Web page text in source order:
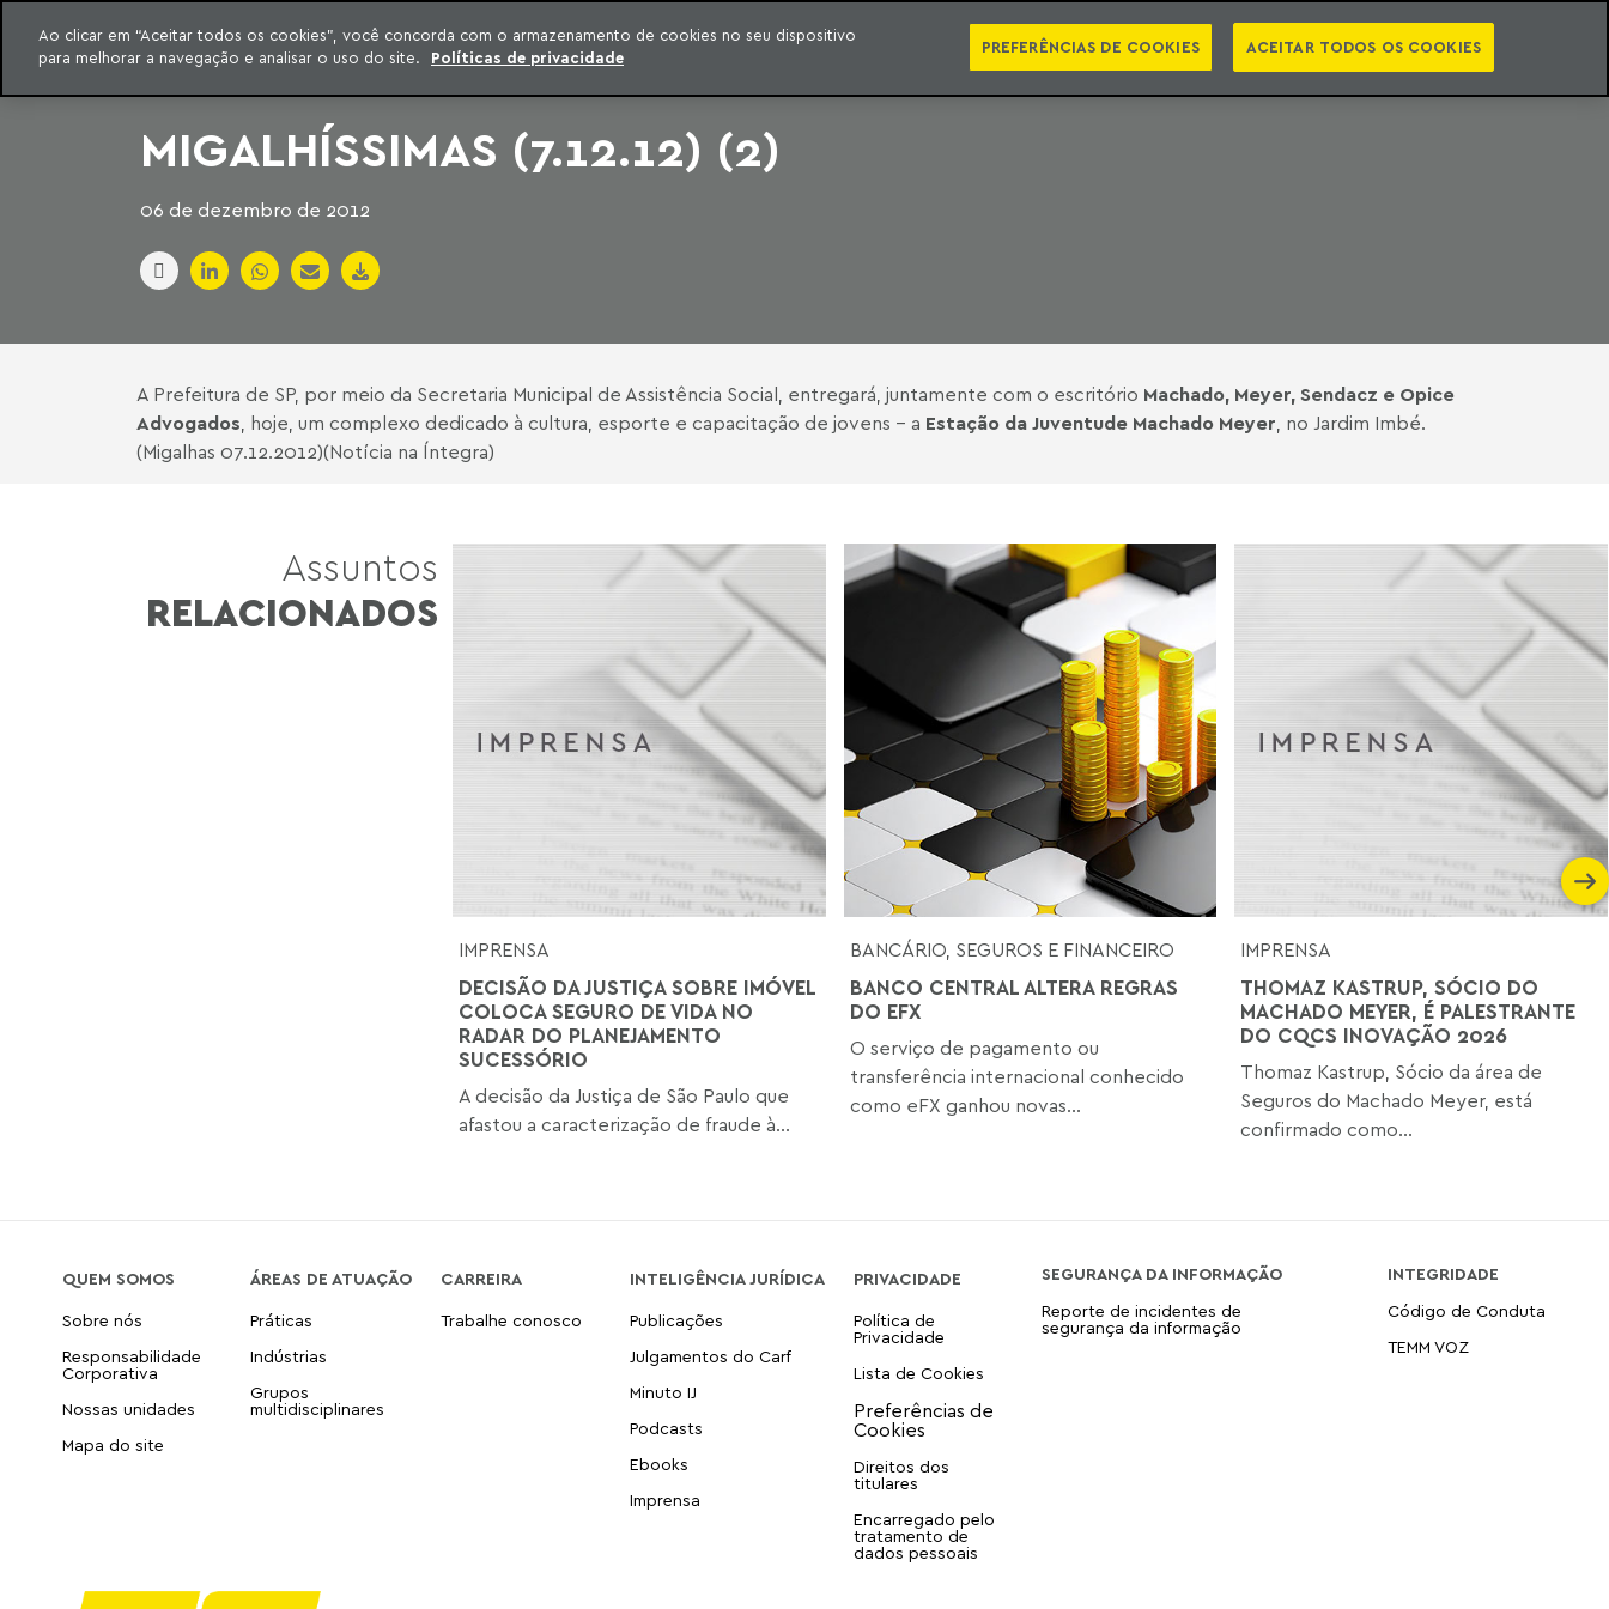
para o conteúdo
Machado Meyer
INTELIGÊNCIA JURÍDICA
CONTEÚDO EXCLUSIVO MACHADO MEYER ADVOGADOS
SÉRIES PUBLICAÇÕES EBOOKS PODCASTS NEWSLETTER VIDEOCASTS PT EN CATEGORIAS
MIGALHÍSSIMAS (7.12.12) (2)
06 de dezembro de 2012
A Prefeitura de SP, por meio da Secretaria Municipal de Assistência Social, entregará, juntamente com o escritório Machado, Meyer, Sendacz e Opice
Advogados, hoje, um complexo dedicado à cultura, esporte e capacitação de jovens - a Estação da Juventude Machado Meyer, no Jardim Imbé.
(Migalhas 07.12.2012)(Notícia na Íntegra)
Assuntos
RELACIONADOS
IMPRENSA
DECISÃO DA JUSTIÇA SOBRE IMÓVEL
COLOCA SEGURO DE VIDA NO
RADAR DO PLANEJAMENTO
SUCESSÓRIO
A decisão da Justiça de São Paulo que
afastou a caracterização de fraude à...
BANCÁRIO, SEGUROS E FINANCEIRO
BANCO CENTRAL ALTERA REGRAS
DO EFX
O serviço de pagamento ou
transferência internacional conhecido
como eFX ganhou novas...
IMPRENSA
THOMAZ KASTRUP, SÓCIO DO
MACHADO MEYER, É PALESTRANTE
DO CQCS INOVAÇÃO 2026
Thomaz Kastrup, Sócio da área de
Seguros do Machado Meyer, está
confirmado como...
QUEM SOMOS
Sobre nós
Responsabilidade
Corporativa
Nossas unidades
Mapa do site
ÁREAS DE ATUAÇÃO
Práticas
Indústrias
Grupos
multidisciplinares
CARREIRA
Trabalhe conosco
INTELIGÊNCIA JURÍDICA
Publicações
Julgamentos do Carf
Minuto IJ
Podcasts
Ebooks
Imprensa
PRIVACIDADE
Política de
Privacidade
Lista de Cookies
Direitos dos
titulares
Encarregado pelo
tratamento de
dados pessoais
SEGURANÇA DA INFORMAÇÃO
Reporte de incidentes de
segurança da informação
INTEGRIDADE
Código de Conduta
TEMM VOZ
Ao clicar em “Aceitar todos os cookies”, você concorda com o armazenamento de cookies no seu dispositivo
para melhorar a navegação e analisar o uso do site.
Políticas de privacidade
PREFERÊNCIAS DE COOKIES ACEITAR TODOS OS COOKIES